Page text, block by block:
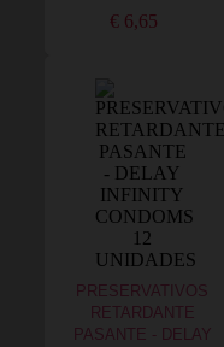
€ 6,65
PRESERVATIVOS
RETARDANTE
PASANTE - DELAY